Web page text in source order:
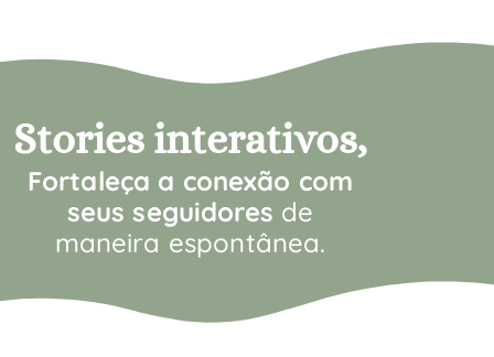
Stories interativos,
Fortaleça a conexão com
seus seguidores de
maneira espontânea.